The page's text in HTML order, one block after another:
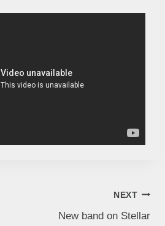
NEXT
New band on Stellar